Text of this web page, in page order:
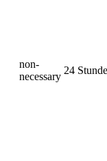
non-
necessary
24